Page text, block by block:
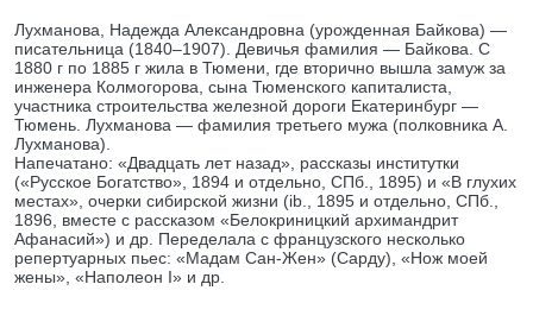
Лухманова, Надежда Александровна (урожденная Байкова) —
писательница (1840–1907). Девичья фамилия — Байкова. С
1880 г по 1885 г жила в Тюмени, где вторично вышла замуж за
инженера Колмогорова, сына Тюменского капиталиста,
участника строительства железной дороги Екатеринбург —
Тюмень. Лухманова — фамилия третьего мужа (полковника А.
Лухманова).
Напечатано: «Двадцать лет назад», рассказы институтки
(«Русское Богатство», 1894 и отдельно, СПб., 1895) и «В глухих
местах», очерки сибирской жизни (ib., 1895 и отдельно, СПб.,
1896, вместе с рассказом «Белокриницкий архимандрит
Афанасий») и др. Переделала с французского несколько
репертуарных пьес: «Мадам Сан-Жен» (Сарду), «Нож моей
жены», «Наполеон I» и др.